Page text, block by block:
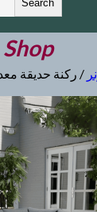
Search
Shop
/ ركنة حديقة